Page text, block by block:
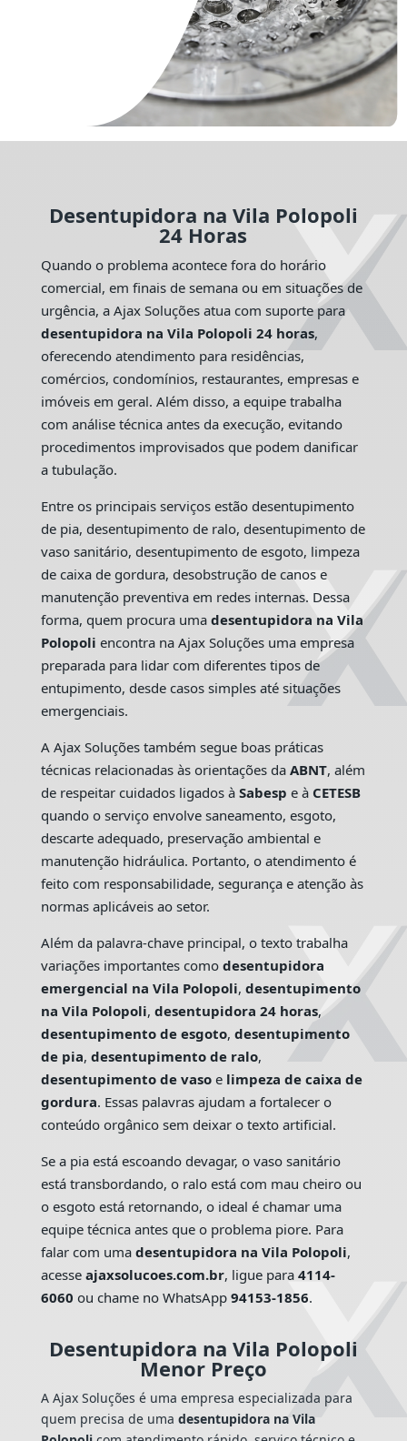
Desentupidora na Vila Polopoli
24 Horas
Quando o problema acontece fora do horário
comercial, em finais de semana ou em situações de
urgência, a Ajax Soluções atua com suporte para
desentupidora na Vila Polopoli 24 horas,
oferecendo atendimento para residências,
comércios, condomínios, restaurantes, empresas e
imóveis em geral. Além disso, a equipe trabalha
com análise técnica antes da execução, evitando
procedimentos improvisados que podem danificar
a tubulação.
Entre os principais serviços estão desentupimento
de pia, desentupimento de ralo, desentupimento de
vaso sanitário, desentupimento de esgoto, limpeza
de caixa de gordura, desobstrução de canos e
manutenção preventiva em redes internas. Dessa
forma, quem procura uma desentupidora na Vila
Polopoli encontra na Ajax Soluções uma empresa
preparada para lidar com diferentes tipos de
entupimento, desde casos simples até situações
emergenciais.
A Ajax Soluções também segue boas práticas
técnicas relacionadas às orientações da ABNT, além
de respeitar cuidados ligados à Sabesp e à CETESB
quando o serviço envolve saneamento, esgoto,
descarte adequado, preservação ambiental e
manutenção hidráulica. Portanto, o atendimento é
feito com responsabilidade, segurança e atenção às
normas aplicáveis ao setor.
Além da palavra-chave principal, o texto trabalha
variações importantes como desentupidora
emergencial na Vila Polopoli, desentupimento
na Vila Polopoli, desentupidora 24 horas,
desentupimento de esgoto, desentupimento
de pia, desentupimento de ralo,
desentupimento de vasoe limpeza de caixa de
gordura. Essas palavras ajudam a fortalecer o
conteúdo orgânico sem deixar o texto artificial.
Se a pia está escoando devagar, o vaso sanitário
está transbordando, o ralo está com mau cheiro ou
o esgoto está retornando, o ideal é chamar uma
equipe técnica antes que o problema piore. Para
falar com uma desentupidora na Vila Polopoli,
acesse ajaxsolucoes.com.br, ligue para 4114-
6060 ou chame no WhatsApp 94153-1856.
Desentupidora na Vila Polopoli
Menor Preço
A Ajax Soluções é uma empresa especializada para
quem precisa de uma desentupidora na Vila